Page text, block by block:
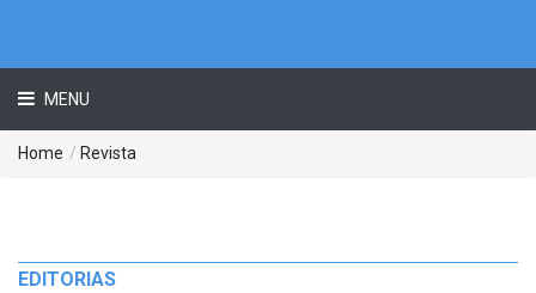
MENU
Home / Revista
EDITORIAS